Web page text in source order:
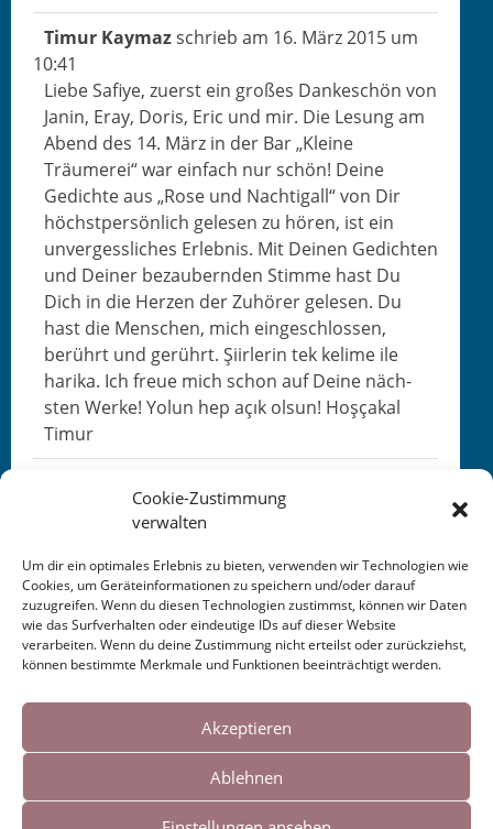
Cookies helfen uns bei der Bereitstellung
unserer Inhalte und Dienste. Durch die
weitere Nutzung der Webseite stimmen Sie
der Verwendung von Cookies zu.
Cookie-Zustimmung
verwalten
Um dir ein optimales Erlebnis zu bieten, verwenden wir Technologien wie
Cookies, um Geräteinformationen zu speichern und/oder darauf
zuzugreifen. Wenn du diesen Technologien zustimmst, können wir Daten
wie das Surfverhalten oder eindeutige IDs auf dieser Website
verarbeiten. Wenn du deine Zustimmung nicht erteilst oder zurückziehst,
können bestimmte Merkmale und Funktionen beeinträchtigt werden.
Akzeptieren
Ablehnen
Timur Kay­mazschrieb am 16. März 2015 um
10:41
Liebe Safiye, zuerst ein großes Dankeschön von
Janin, Eray, Doris, Eric und mir. Die Lesung am
Abend des 14. März in der Bar „Kleine
Träumerei“ war ein­fach nur schön! Deine
Gedichte aus „Rose und Nachti­gall“ von Dir
höch­st­per­sön­lich gele­sen zu hören, ist ein
unvergesslich­es Erleb­nis. Mit Deinen Gedicht­en
und Dein­er beza­ubern­den Stimme hast Du
Dich in die Herzen der Zuhör­er gele­sen. Du
hast die Men­schen, mich eingeschlossen,
berührt und gerührt. Şiir­lerin tek kelime ile
hari­ka. Ich freue mich schon auf Deine näch­
sten Werke! Yol­un hep açık olsun! Hoşçakal
Timur
\“und tauschen worte gegen zitronenfalter\”
her­zliche grüße in deine nacht
Nav­
i­
ga­
Gäste­
← 1 2 3 4 5 →